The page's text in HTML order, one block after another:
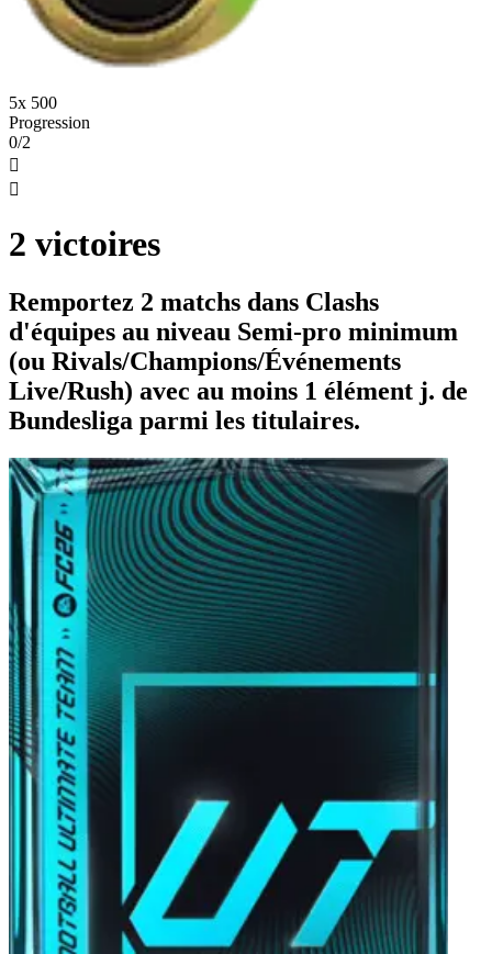
5x 500
Progression
0/2


2 victoires
Remportez 2 matchs dans Clashs
d'équipes au niveau Semi-pro minimum
(ou Rivals/Champions/Événements
Live/Rush) avec au moins 1 élément j. de
Bundesliga parmi les titulaires.